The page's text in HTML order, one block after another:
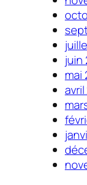
juin
mai
avril